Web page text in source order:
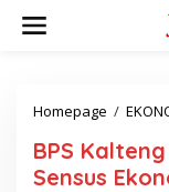
Homepage /
BPS
Sensus